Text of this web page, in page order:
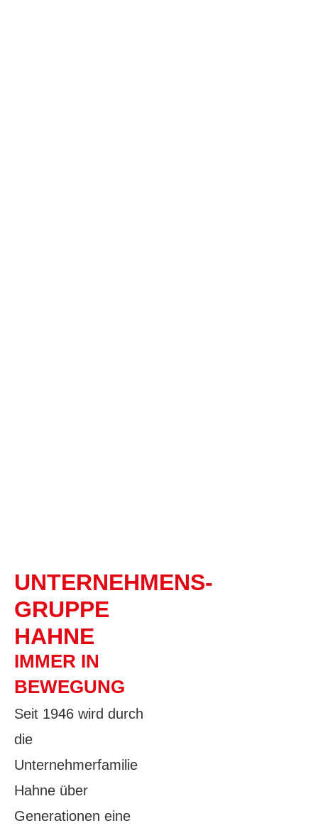
UNTERNEHMENS-
GRUPPE
HAHNE
IMMER IN
BEWEGUNG
Seit 1946 wird durch
die
Unternehmerfamilie
Hahne über
Generationen eine